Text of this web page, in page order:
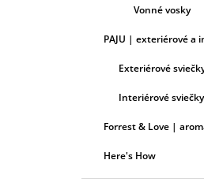
Vonné vosky
PAJU | exteriérové a
Exteriérové
Interiérové sviečky
Forrest & Love |
Here's How